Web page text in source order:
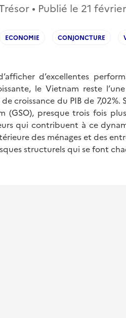
• Publié le 21
ECONOMIE CONJONCTURE
d’excellentes
le Vietnam reste
croissance du PIB de 7,02%.
(GSO), presque trois fois
qui contribuent à ce
des ménages et des
structurels qui se font